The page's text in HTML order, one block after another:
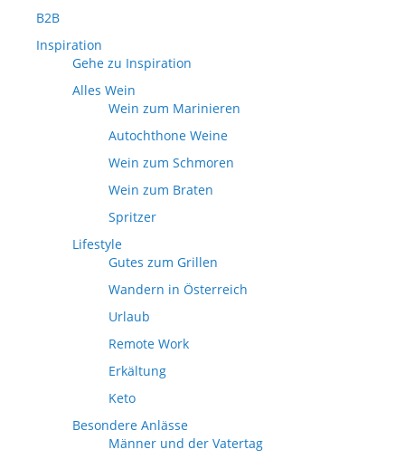
B2B
Inspiration
Gehe zu Inspiration
Alles Wein
Wein zum Marinieren
Autochthone Weine
Wein zum Schmoren
Wein zum Braten
Spritzer
Lifestyle
Gutes zum Grillen
Wandern in Österreich
Urlaub
Remote Work
Erkältung
Keto
Besondere Anlässe
Männer und der Vatertag